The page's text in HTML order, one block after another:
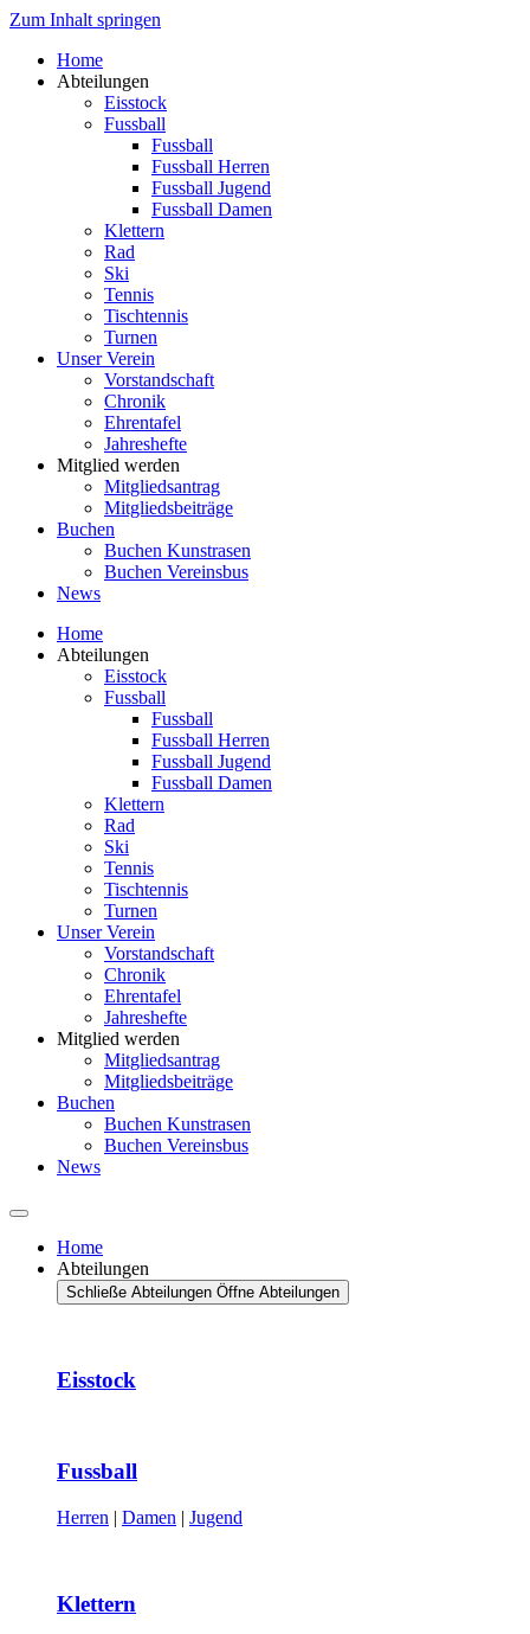
Zum Inhalt springen
Home
Abteilungen
Eisstock
Fussball
Fussball
Fussball Herren
Fussball Jugend
Fussball Damen
Klettern
Rad
Ski
Tennis
Tischtennis
Turnen
Unser Verein
Vorstandschaft
Chronik
Ehrentafel
Jahreshefte
Mitglied werden
Mitgliedsantrag
Mitgliedsbeiträge
Buchen
Buchen Kunstrasen
Buchen Vereinsbus
News
Home
Abteilungen
Eisstock
Fussball
Fussball
Fussball Herren
Fussball Jugend
Fussball Damen
Klettern
Rad
Ski
Tennis
Tischtennis
Turnen
Unser Verein
Vorstandschaft
Chronik
Ehrentafel
Jahreshefte
Mitglied werden
Mitgliedsantrag
Mitgliedsbeiträge
Buchen
Buchen Kunstrasen
Buchen Vereinsbus
News
Home
Abteilungen
Schließe Abteilungen Öffne Abteilungen
Eisstock
Fussball
Herren | Damen | Jugend
Klettern